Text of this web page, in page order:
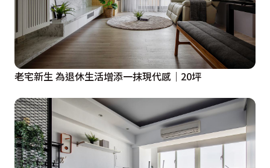
老宅新生 為退休生活增添一抹現代感｜20坪